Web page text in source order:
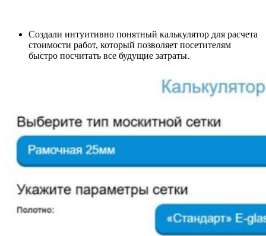
Создали интуитивно понятный калькулятор для расчета
стоимости работ, который позволяет посетителям
быстро посчитать все будущие затраты.